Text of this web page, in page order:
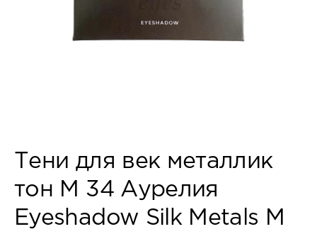
Тени для век металлик
тон М 34 Аурелия
Eyeshadow Silk Metals M